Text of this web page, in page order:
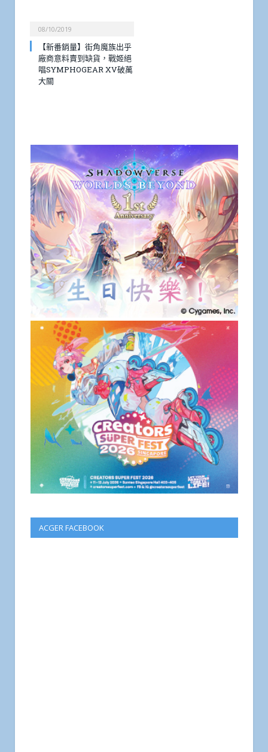
08/10/2019
【新番銷量】街角魔族出乎
廠商意料賣到缺貨，戰姬絕
唱SYMPHOGEAR XV破萬
大關
ACGER FACEBOOK